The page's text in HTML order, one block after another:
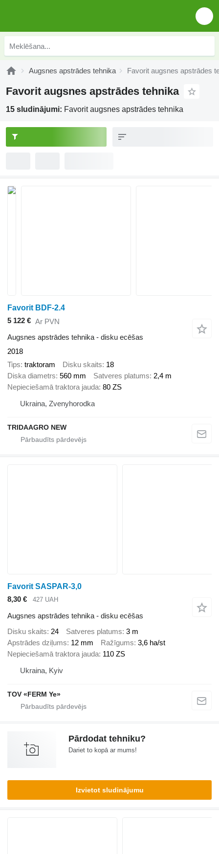
Augsnes apstrādes tehnika Favorit augsnes apstrādes
Favorit augsnes apstrādes tehnika
15 sludinājumi: Favorit augsnes apstrādes tehnika
Favorit BDF-2.4
5 122 € Ar PVN
Augsnes apstrādes tehnika - disku ecēšas
2018
Tips traktoram Disku skaits 18
Diska diametrs 560 mm Satveres platums 2,4 m
Nepieciešamā traktora jauda 80 ZS
Ukraina, Zvenyhorodka
TRIDAAGRO NEW
Favorit SASPAR-3,0
8,30 €
427 UAH
Augsnes apstrādes tehnika - disku ecēšas
Disku skaits 24 Satveres platums 3 m
Apstrādes dziļums 12 mm Ražīgums 3,6 ha/st
Nepieciešamā traktora jauda 110 ZS
Ukraina, Kyiv
TOV «FERM Ye»
Pārdodat tehniku?
Dariet to kopā ar mums!
Izvietot sludinājumu